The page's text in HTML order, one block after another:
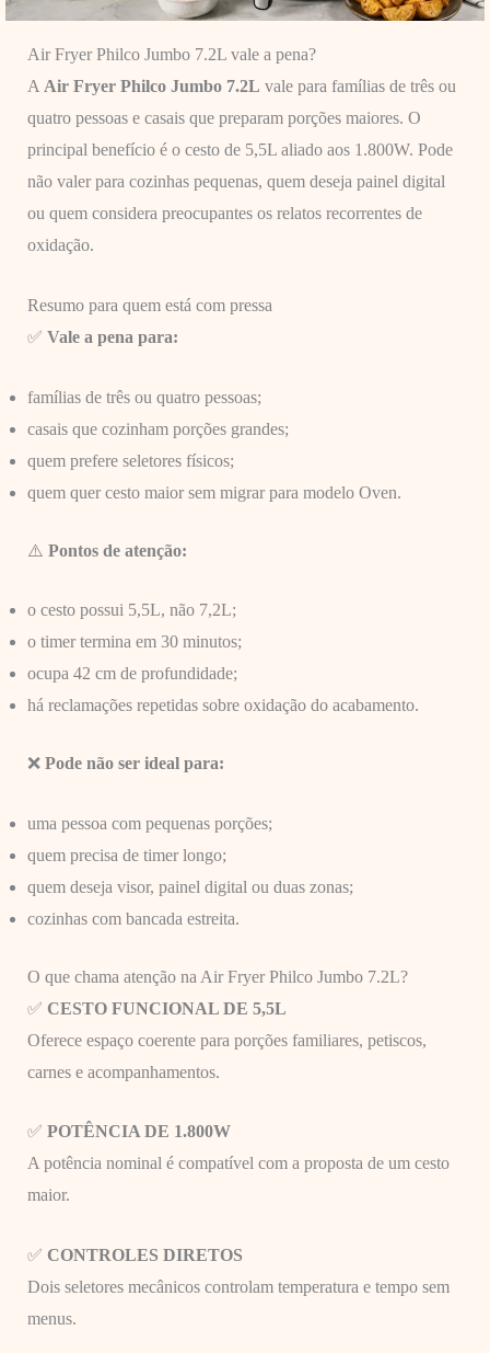
Air Fryer Philco Jumbo 7.2L vale a pena?
AAir Fryer Philco Jumbo 7.2L vale para famílias de três ou
quatro pessoas e casais que preparam porções maiores. O
principal benefício é o cesto de 5,5L aliado aos 1.800W. Pode
não valer para cozinhas pequenas, quem deseja painel digital
ou quem considera preocupantes os relatos recorrentes de
oxidação.
Resumo para quem está com pressa
✅ Vale a pena para:
famílias de três ou quatro pessoas;
casais que cozinham porções grandes;
quem prefere seletores físicos;
quem quer cesto maior sem migrar para modelo Oven.
⚠️ Pontos de atenção:
o cesto possui 5,5L, não 7,2L;
o timer termina em 30 minutos;
ocupa 42 cm de profundidade;
há reclamações repetidas sobre oxidação do acabamento.
❌ Pode não ser ideal para:
uma pessoa com pequenas porções;
quem precisa de timer longo;
quem deseja visor, painel digital ou duas zonas;
cozinhas com bancada estreita.
O que chama atenção na Air Fryer Philco Jumbo 7.2L?
✅ CESTO FUNCIONAL DE 5,5L
Oferece espaço coerente para porções familiares, petiscos,
carnes e acompanhamentos.
✅ POTÊNCIA DE 1.800W
A potência nominal é compatível com a proposta de um cesto
maior.
✅ CONTROLES DIRETOS
Dois seletores mecânicos controlam temperatura e tempo sem
menus.